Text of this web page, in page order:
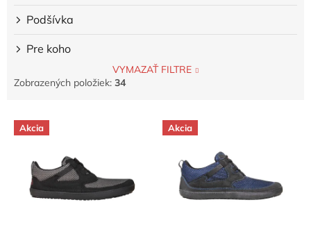
Podšívka
Pre koho
VYMAZAŤ FILTRE
Zobrazených položiek: 34
V Akcia Akcia